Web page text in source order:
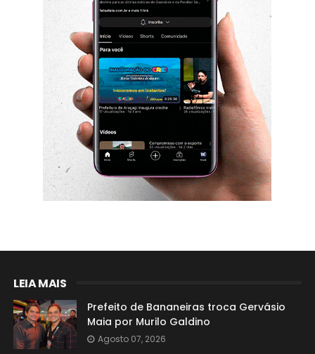
LEIA MAIS
Prefeito de Bananeiras troca Gervásio
Maia por Murilo Galdino
Agosto 07, 2026